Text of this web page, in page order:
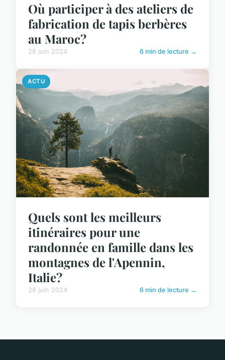
Où participer à des ateliers de
fabrication de tapis berbères
au Maroc?
28 juin 2024 6 min de lecture →
ACTU
Quels sont les meilleurs
itinéraires pour une
randonnée en famille dans les
montagnes de l'Apennin,
Italie?
28 juin 2024 6 min de lecture →